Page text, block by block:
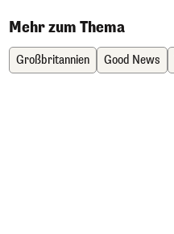
Mehr zum Thema
Großbritannien Good News